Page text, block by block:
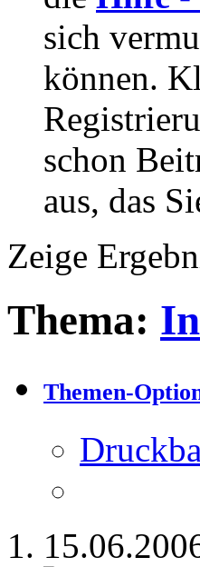
sich
können.
schon
aus, das
Zeige
Thema:
Themen-